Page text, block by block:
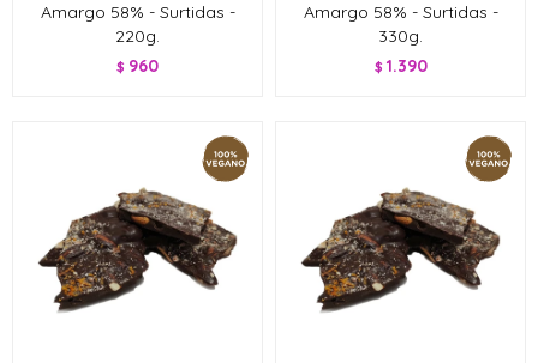
Amargo 58% - Surtidas -
220g.
$ 960
Amargo 58% - Surtidas -
330g.
$ 1.390